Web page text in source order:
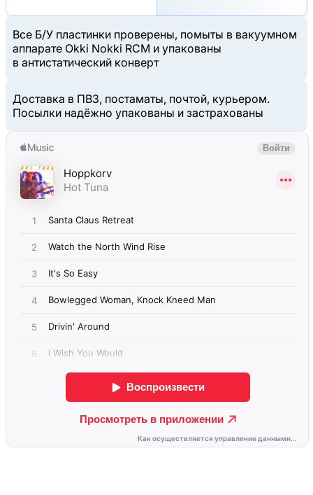
Все Б/У пластинки проверены, помыты в вакуумном
аппарате Okki Nokki RCM и упакованы
в антистатический конверт
Доставка в ПВЗ, постаматы, почтой, курьером.
Посылки надёжно упакованы и застрахованы